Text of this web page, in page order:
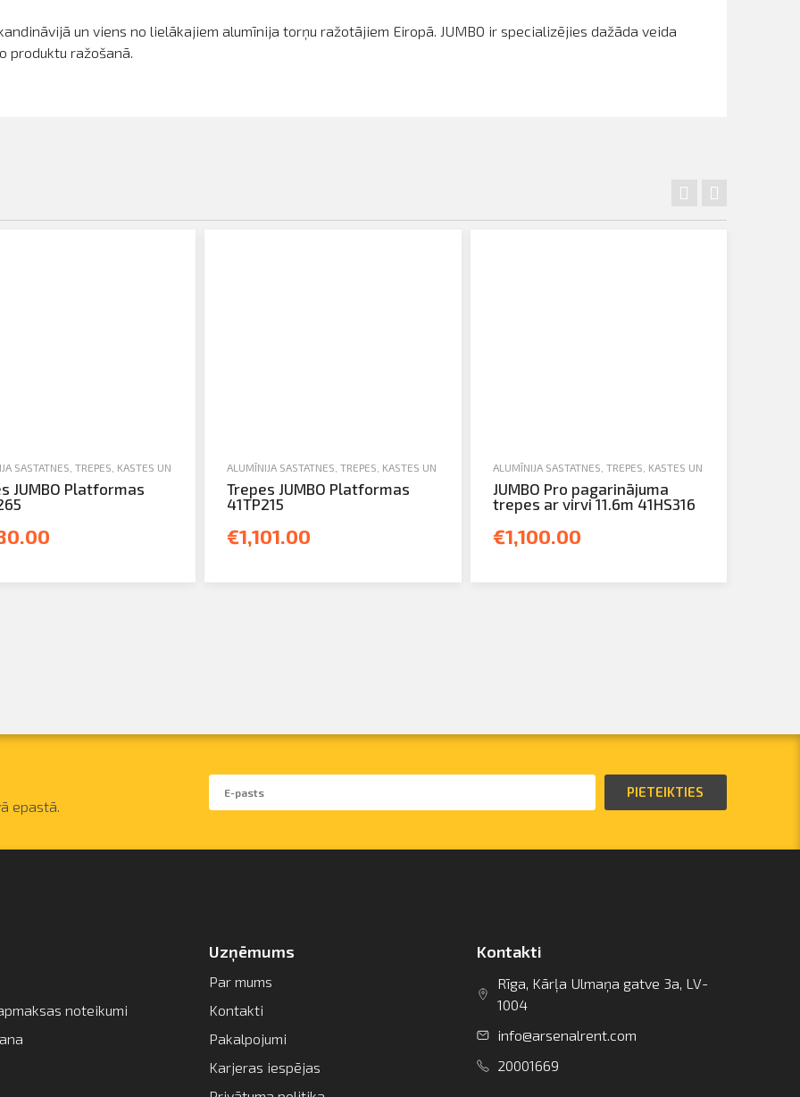
un viens no lielākajiem alumīnija torņu ražotājiem Eiropā. JUMBO ir specializējies dažāda veida
produktu ražošanā.
,TREPES
SASTATNES, TREPES, KASTES UN TORŅI JAUNA TEHNIKA,TREPES
JUMBO Platformas
ALUMĪNIJA SASTATNES, TREPES, KASTES UN TORŅI JAUNA TEHNIKA,TREPES
Trepes JUMBO Platformas
41TP215
€1,101.00
ALUMĪNIJA SASTATNES, TREPES, KASTES UN TORŅI
JUMBO Pro pagarinājuma
trepes ar virvi 11.6m 41HS316
€1,100.00
epastā.
PIETEIKTIES
noteikumi
Uzņēmums
Par mums
Kontakti
Pakalpojumi
Karjeras iespējas
Kontakti
Rīga, Kārļa Ulmaņa gatve 3a, LV-
1004
info@arsenalrent.com
20001669